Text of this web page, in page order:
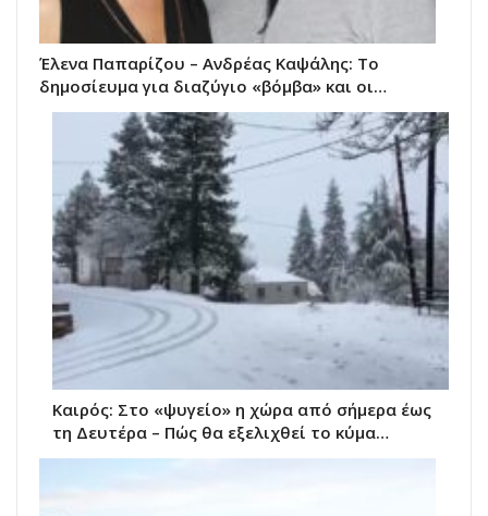
Έλενα Παπαρίζου – Ανδρέας Καψάλης: Το
δημοσίευμα για διαζύγιο «βόμβα» και οι…
Καιρός: Στο «ψυγείο» η χώρα από σήμερα έως
τη Δευτέρα – Πώς θα εξελιχθεί το κύμα…